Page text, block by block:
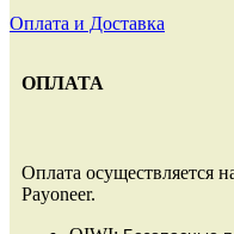
Оплата и Доставка
ОПЛАТА
Оплата осуществляется
Payoneer.